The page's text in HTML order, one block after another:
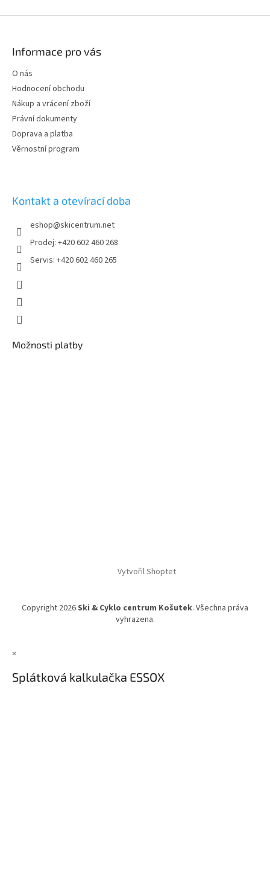
Informace pro vás
O nás
Hodnocení obchodu
Nákup a vrácení zboží
Právní dokumenty
Doprava a platba
Věrnostní program
Kontakt a otevírací doba
eshop@skicentrum.net
Prodej: +420 602 460 268
Servis: +420 602 460 265
Možnosti platby
Vytvořil Shoptet
Copyright 2026Ski & Cyklo centrum Košutek. Všechna práva
vyhrazena.
×
Splátková kalkulačka ESSOX